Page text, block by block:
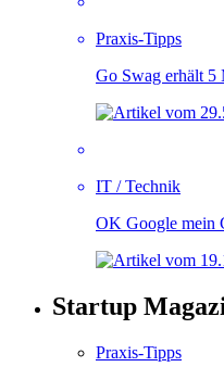
Praxis-Tipps
Go Swag erhält
IT / Technik
OK Google mein
Startup
Praxis-Tipps